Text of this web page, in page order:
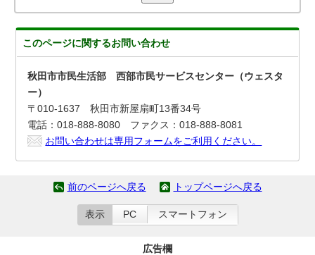
このページに関するお問い合わせ
秋田市市民生活部 西部市民サービスセンター（ウェスタ
ー）
〒010-1637 秋田市新屋扇町13番34号
電話：018-888-8080 ファクス：018-888-8081
お問い合わせは専用フォームをご利用ください。
前のページへ戻る トップページへ戻る
表示 PC スマートフォン
広告欄